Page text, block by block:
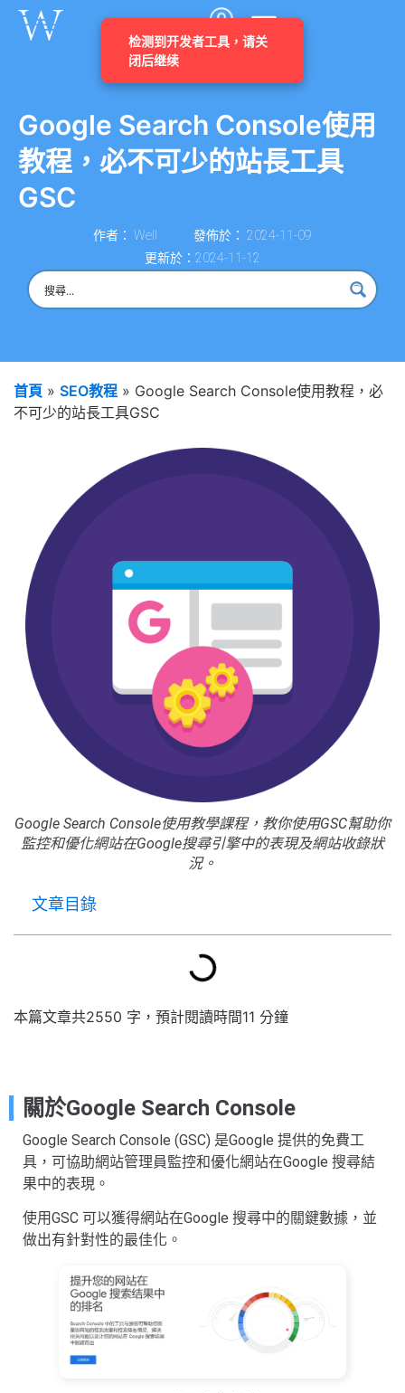
Google Search Console使用
教程，必不可少的站長工具
GSC
作者： Well 發佈於： 2024-11-09
更新於：2024-11-12
首頁 » SEO教程 » Google Search Console使用教程，必
不可少的站長工具GSC
Google Search Console使用教學課程，教你使用GSC幫助你
監控和優化網站在Google搜尋引擎中的表現及網站收錄狀
況。
文章目錄
本篇文章共2550 字，預計閱讀時間11 分鐘
關於Google Search Console
Google Search Console (GSC) 是Google 提供的免費工
具，可協助網站管理員監控和優化網站在Google 搜尋結
果中的表現。
使用GSC 可以獲得網站在Google 搜尋中的關鍵數據，並
做出有針對性的最佳化。